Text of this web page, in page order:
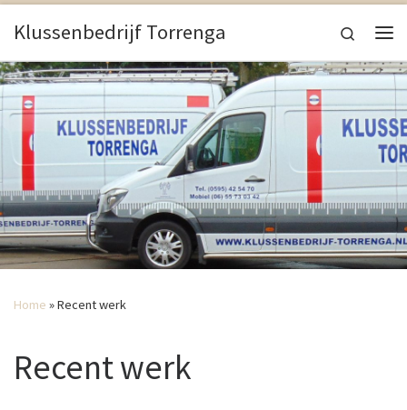
Ga naar inhoud
Klussenbedrijf Torrenga
Search
Home »Recent werk
Recent werk